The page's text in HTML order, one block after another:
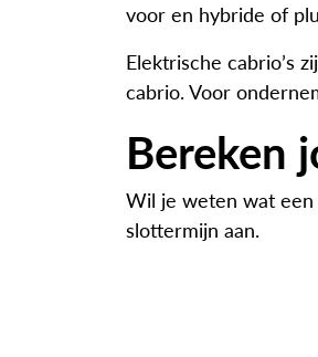
voor en hybride of
Elektrische cabrio’s
cabrio. Voor
Bereken
Wil je weten wat een
slottermijn aan.